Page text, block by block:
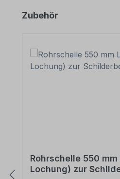
Produktgalerie
Zubehör
Rohrschelle 550
Lochung) zur